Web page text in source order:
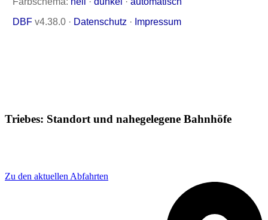
Triebes: Standort und nahegelegene Bahnhöfe
Zu den aktuellen Abfahrten